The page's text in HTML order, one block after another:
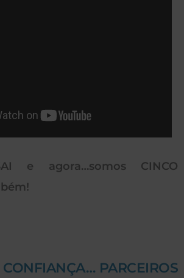
e agora…somos CINCO
PARCEIROS